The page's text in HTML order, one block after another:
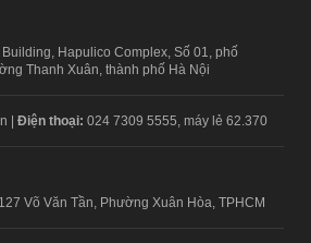
Hapulico Complex, Số 01, phố
Thanh Xuân, thành phố Hà Nội
| Điện thoại: 024 7309 5555, máy lẻ 62.370
Võ Văn Tần, Phường Xuân Hòa, TPHCM